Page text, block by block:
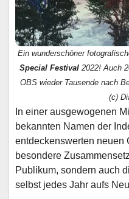
Ein wunderschöner
Special Festival 2022! Auch
OBS wieder Tausende nach
(c)
In einer ausgewogenen
bekannten Namen der
entdeckenswerten neuen
besondere
Publikum, sondern auch
selbst jedes Jahr aufs